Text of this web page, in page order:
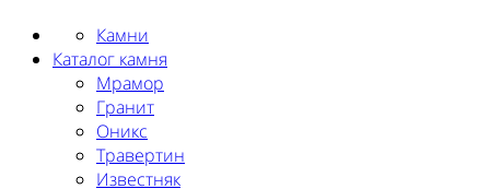
Камни
Каталог камня
Мрамор
Гранит
Оникс
Травертин
Известняк